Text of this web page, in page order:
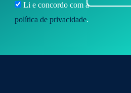
Li e concordo com a
política de privacidade.